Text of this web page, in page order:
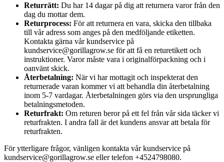
Returrätt: Du har 14 dagar på dig att returnera varor från den
dag du mottar dem.
Returprocess: För att returnera en vara, skicka den tillbaka
till vår adress som anges på den medföljande etiketten.
Kontakta gärna vår kundservice på
kundservice@gorillagrow.se för att få en returetikett och
instruktioner. Varor måste vara i originalförpackning och i
oanvänt skick.
Återbetalning: När vi har mottagit och inspekterat den
returnerade varan kommer vi att behandla din återbetalning
inom 5-7 vardagar. Återbetalningen görs via den ursprungliga
betalningsmetoden.
Returfrakt: Om returen beror på ett fel från vår sida täcker vi
returfrakten. I andra fall är det kundens ansvar att betala för
returfrakten.
För ytterligare frågor, vänligen kontakta vår kundservice på
kundservice@gorillagrow.se eller telefon +4524798080.